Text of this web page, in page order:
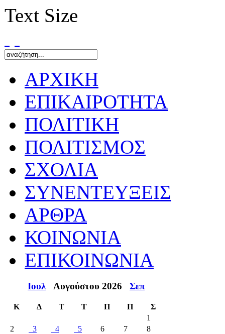
Text Size
ΑΡΧΙΚΗ
ΕΠΙΚΑΙΡΟΤΗΤΑ
ΠΟΛΙΤΙΚΗ
ΠΟΛΙΤΙΣΜΟΣ
ΣΧΟΛΙΑ
ΣΥΝΕΝΤΕΥΞΕΙΣ
ΑΡΘΡΑ
ΚΟΙΝΩΝΙΑ
ΕΠΙΚΟΙΝΩΝΙΑ
Ιουλ Αυγούστου 2026 Σεπ
Κ Δ Τ Τ Π Π
Σ
1
2
3 4 5 6 7
8